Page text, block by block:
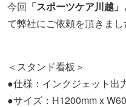
今回 「スポーツケア川越」
て弊社にご依頼を頂きまし
＜スタンド看板＞
●仕様：インクジェット出
●サイズ：H1200mm x